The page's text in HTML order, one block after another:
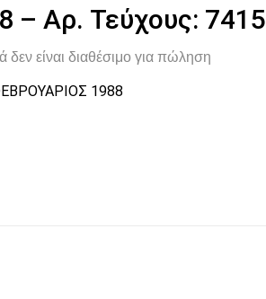
– Αρ. Τεύχους: 7415
είναι διαθέσιμο για πώληση
1988